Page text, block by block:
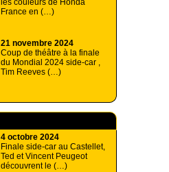
les couleurs de Honda
France en (…)
21 novembre 2024
Coup de théâtre à la finale
du Mondial 2024 side-car ,
Tim Reeves (…)
4 octobre 2024
Finale side-car au Castellet,
Ted et Vincent Peugeot
découvrent le (…)